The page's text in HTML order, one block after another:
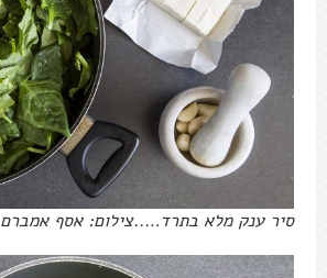
סיר ענק מלא בתרד…..צילום: אסף אמברם